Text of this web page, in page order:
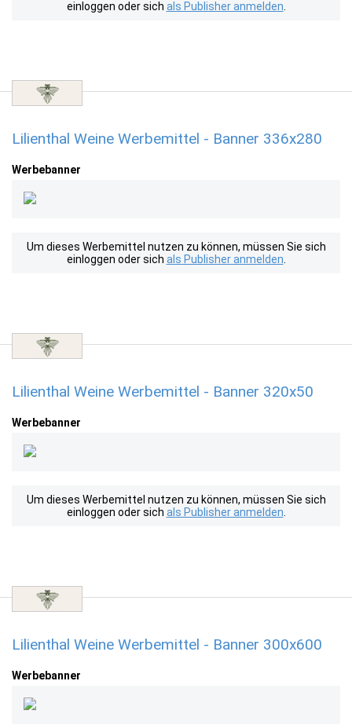
einloggen oder sich als Publisher anmelden
Lilienthal Weine Werbemittel - Banner 336x280
Werbebanner
Um dieses Werbemittel nutzen zu können, müssen Sie sich
einloggen oder sich als Publisher anmelden
Lilienthal Weine Werbemittel - Banner 320x50
Werbebanner
Um dieses Werbemittel nutzen zu können, müssen Sie sich
einloggen oder sich als Publisher anmelden
Lilienthal Weine Werbemittel - Banner 300x600
Werbebanner